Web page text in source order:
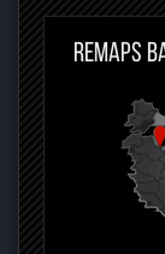
REMAPS